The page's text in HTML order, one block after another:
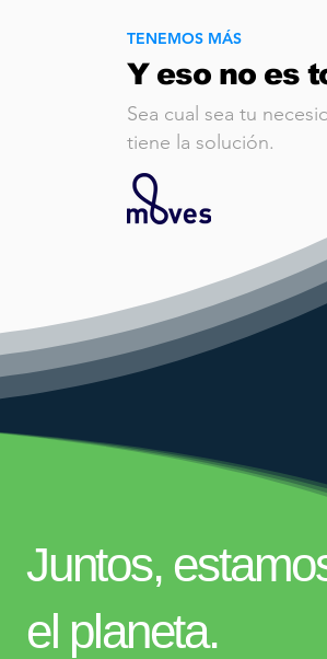
TENEMOS MÁS
Y eso no es
Sea cual sea tu
tiene la solución.
Juntos,
el planeta.